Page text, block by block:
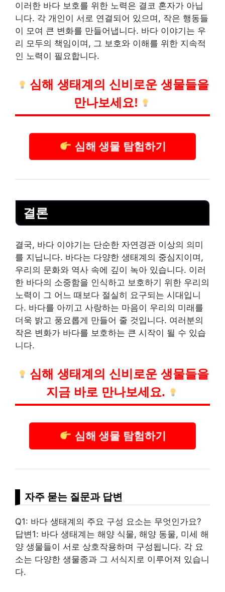
이러한 바다 보호를 위한 노력은 결코 혼자가 아닙
니다. 각 개인이 서로 연결되어 있으며, 작은 행동들
이 모여 큰 변화를 만들어냅니다. 바다 이야기는 우
리 모두의 책임이며, 그 보호와 이해를 위한 지속적
인 노력이 필요합니다.
심해 생태계의 신비로운 생물들을
만나보세요!
심해 생물 탐험하기
결론
결국, 바다 이야기는 단순한 자연경관 이상의 의미
를 지닙니다. 바다는 다양한 생태계의 중심지이며,
우리의 문화와 역사 속에 깊이 녹아 있습니다. 이러
한 바다의 소중함을 인식하고 보호하기 위한 우리의
노력이 그 어느 때보다 절실히 요구되는 시대입니
다. 바다를 아끼고 사랑하는 마음이 우리의 미래를
더욱 밝고 풍요롭게 만들어 줄 것입니다. 여러분의
작은 변화가 바다를 보호하는 큰 시작이 될 수 있습
니다.
심해 생태계의 신비로운 생물들을
지금 바로 만나보세요.
심해 생물 탐험하기
자주 묻는 질문과 답변
Q1: 바다 생태계의 주요 구성 요소는 무엇인가요?
답변1: 바다 생태계는 해양 식물, 해양 동물, 미세 해
양 생물들이 서로 상호작용하며 구성됩니다. 각 요
소는 다양한 생물종과 그 서식지로 이루어져 있습니
다.